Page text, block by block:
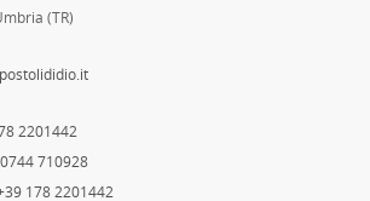
(TR)
2201442
710928
178 2201442